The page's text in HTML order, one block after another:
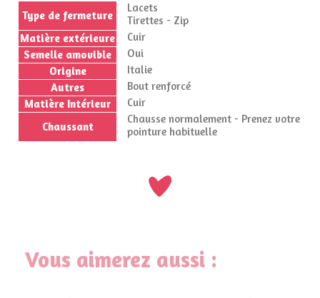
Type de fermeture
Lacets
Tirettes - Zip
Matière extérieure
Cuir
Semelle amovible
Oui
Origine
Italie
Autres
Bout renforcé
Matière Intérieur
Cuir
Chaussant
Chausse normalement - Prenez votre
pointure habituelle
Vous aimerez aussi :